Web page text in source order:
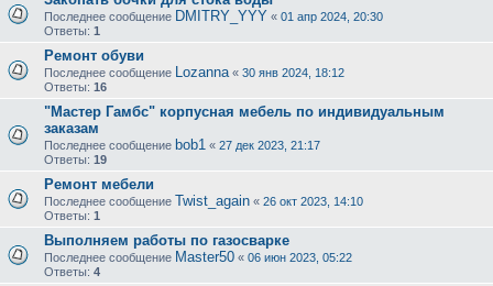
Последнее сообщение DMITRY_YYY « 01 апр 2024, 20:30
Ответы: 1
Ремонт обуви
Последнее сообщение Lozanna « 30 янв 2024, 18:12
Ответы: 16
"Мастер Гамбс" корпусная мебель по индивидуальным
заказам
Последнее сообщение bob1 « 27 дек 2023, 21:17
Ответы: 19
Ремонт мебели
Последнее сообщение Twist_again « 26 окт 2023, 14:10
Ответы: 1
Выполняем работы по газосварке
Последнее сообщение Master50 « 06 июн 2023, 05:22
Ответы: 4